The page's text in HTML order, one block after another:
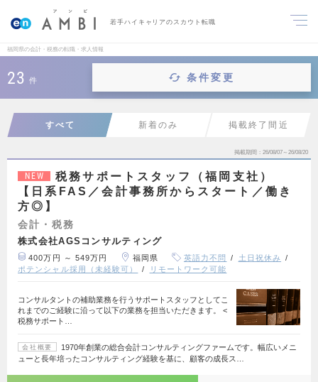
若手ハイキャリアのスカウト転職
福岡県の会計・税務の転職・求人情報
23 件 条件変更
すべて 新着のみ 掲載終了間近
掲載期間 26/08/07～26/08/20
NEW
税務サポートスタッフ（福岡支社）
【日系FAS／会計事務所からスタート／働き
方◎】
会計・税務
株式会社AGSコンサルティング
400万円 ～ 549万円 福岡県 英語力不問
土日祝休み
ポテンシャル採用（未経験可）
リモートワーク可能
コンサルタントの補助業務を行うサポートスタッフとしてこ
れまでのご経験に沿って以下の業務を担当いただきます。 <
税務サポート…
会社概要
1970年創業の総合会計コンサルティングファームです。幅広いメニ
ューと長年培ったコンサルティング経験を基に、顧客の成長ス…